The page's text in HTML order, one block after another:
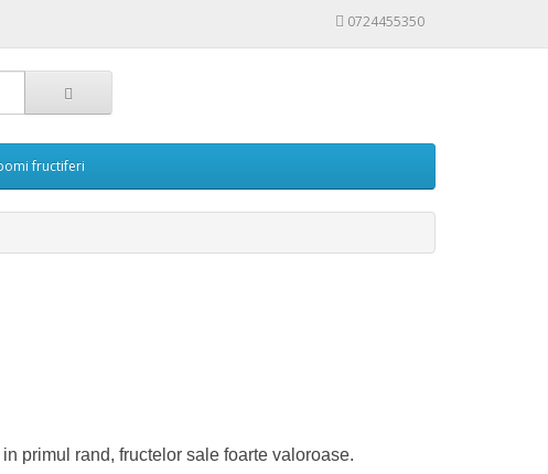
0724455350
fructiferi
primul rand, fructelor sale foarte valoroase.